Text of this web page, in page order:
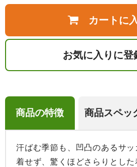
カートに
お気に入りに登
商品の特徴 商品スペッ
汗ばむ季節も、凹凸のあるサ
着せず、驚くほどさらりとした